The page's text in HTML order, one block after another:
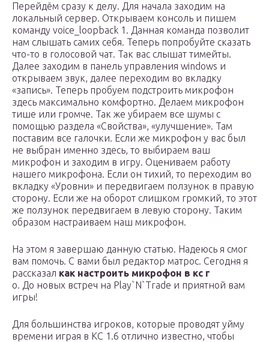
Перейдём сразу к делу. Для начала заходим на
локальный сервер. Открываем консоль и пишем
команду voice_loopback 1. Данная команда позволит
нам слышать самих себя. Теперь попробуйте сказать
что-то в голосовой чат. Так вас слышат тимейты.
Далее заходим в панель управления windows и
открываем звук, далее переходим во вкладку
«запись». Теперь пробуем подстроить микрофон
здесь максимально комфортно. Делаем микрофон
тише или громче. Так же убираем все шумы с
помощью раздела «Свойства», «улучшение». Там
поставим все галочки. Если же микрофон у вас был
не выбран именно здесь, то выбираем ваш
микрофон и заходим в игру. Оцениваем работу
нашего микрофона. Если он тихий, то переходим во
вкладку «Уровни» и передвигаем ползунок в правую
сторону. Если же на оборот слишком громкий, то этот
же ползунок передвигаем в левую сторону. Таким
образом настраиваем наш микрофон.
На этом я завершаю данную статью. Надеюсь я смог
вам помочь. С вами был редактор матрос. Сегодня я
рассказал как настроить микрофон в кс г
о. До новых встреч на Play`N`Trade и приятной вам
игры!
Для большинства игроков, которые проводят уйму
времени играя в КС 1.6 отлично известно, чтобы